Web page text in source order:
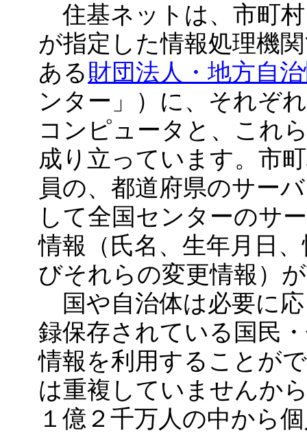
住基ネットは、市町
が指定した情報処理機
ある財団法人・地方自
ンター」）に、それぞ
コンピュータと、これ
成り立っています。市
員の、都道府県のサー
して全国センターのサ
情報（氏名、生年月日
びそれらの変更情報）
国や自治体は必要に
録保存されている国民
情報を利用することが
は重複していませんか
１億２千万人の中から